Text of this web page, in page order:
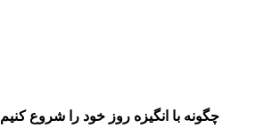
چگونه با انگیزه روز خود را شروع کنیم